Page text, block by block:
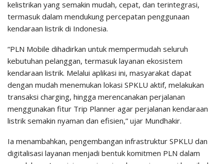
kelistrikan yang semakin mudah, cepat, dan terintegrasi,
termasuk dalam mendukung percepatan penggunaan
kendaraan listrik di Indonesia.
“PLN Mobile dihadirkan untuk mempermudah seluruh
kebutuhan pelanggan, termasuk layanan ekosistem
kendaraan listrik. Melalui aplikasi ini, masyarakat dapat
dengan mudah menemukan lokasi SPKLU aktif, melakukan
transaksi charging, hingga merencanakan perjalanan
menggunakan fitur Trip Planner agar perjalanan kendaraan
listrik semakin nyaman dan efisien,” ujar Mundhakir.
Ia menambahkan, pengembangan infrastruktur SPKLU dan
digitalisasi layanan menjadi bentuk komitmen PLN dalam